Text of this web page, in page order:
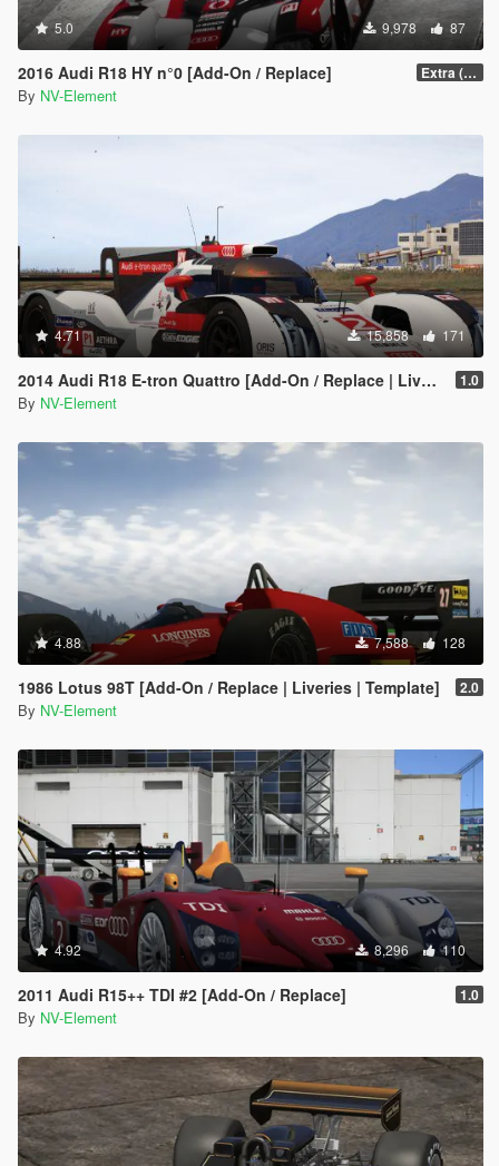
5.0 9,978 87
2016 Audi R18 HY n°0 [Add-On / Replace] Extra (Collision model fix)
By NV-Element
4.71 15,858 171
2014 Audi R18 E-tron Quattro [Add-On / Replace | Liveries | Template] 1.0
By NV-Element
4.88 7,588 128
1986 Lotus 98T [Add-On / Replace | Liveries | Template] 2.0
By NV-Element
4.92 8,296 110
2011 Audi R15++ TDI #2 [Add-On / Replace] 1.0
By NV-Element